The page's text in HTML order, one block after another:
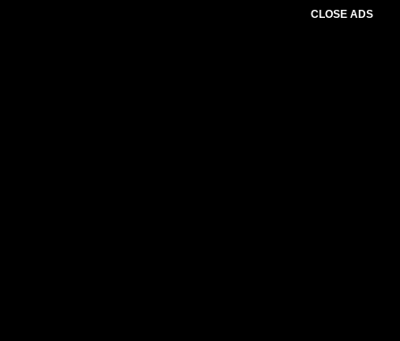
CLOSE ADS